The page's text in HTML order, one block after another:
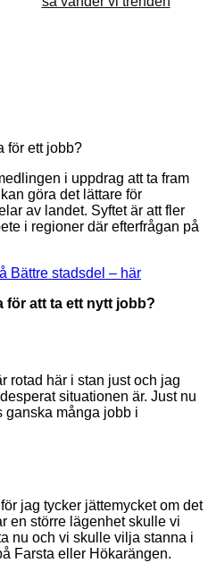
för ett jobb?
i uppdrag att ta fram
göra det lättare för
av landet. Syftet är att fler
i regioner där efterfrågan på
Bättre stadsdel – här
för att ta ett nytt jobb?
rotad här i stan just och jag
situationen är. Just nu
ganska många jobb i
jag tycker jättemycket om det
en större lägenhet skulle vi
nu och vi skulle vilja stanna i
Farsta eller Hökarängen.